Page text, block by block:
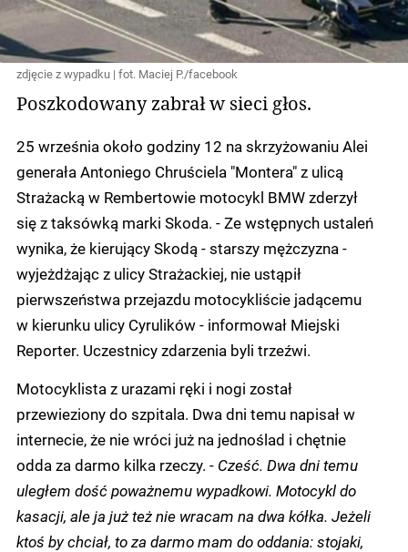
zdjęcie z wypadku | fot. Maciej P./facebook
Poszkodowany zabrał w sieci głos.
25 września około godziny 12 na skrzyżowaniu Alei
generała Antoniego Chruściela "Montera" z ulicą
Strażacką w Rembertowie motocykl BMW zderzył
się z taksówką marki Skoda. - Ze wstępnych ustaleń
wynika, że kierujący Skodą - starszy mężczyzna -
wyjeżdżając z ulicy Strażackiej, nie ustąpił
pierwszeństwa przejazdu motocykliście jadącemu
w kierunku ulicy Cyrulików - informował Miejski
Reporter. Uczestnicy zdarzenia byli trzeźwi.
Motocyklista z urazami ręki i nogi został
przewieziony do szpitala. Dwa dni temu napisał w
internecie, że nie wróci już na jednoślad i chętnie
odda za darmo kilka rzeczy. - Cześć. Dwa dni temu
uległem dość poważnemu wypadkowi. Motocykl do
kasacji, ale ja już też nie wracam na dwa kółka. Jeżeli
ktoś by chciał, to za darmo mam do oddania: stojaki,